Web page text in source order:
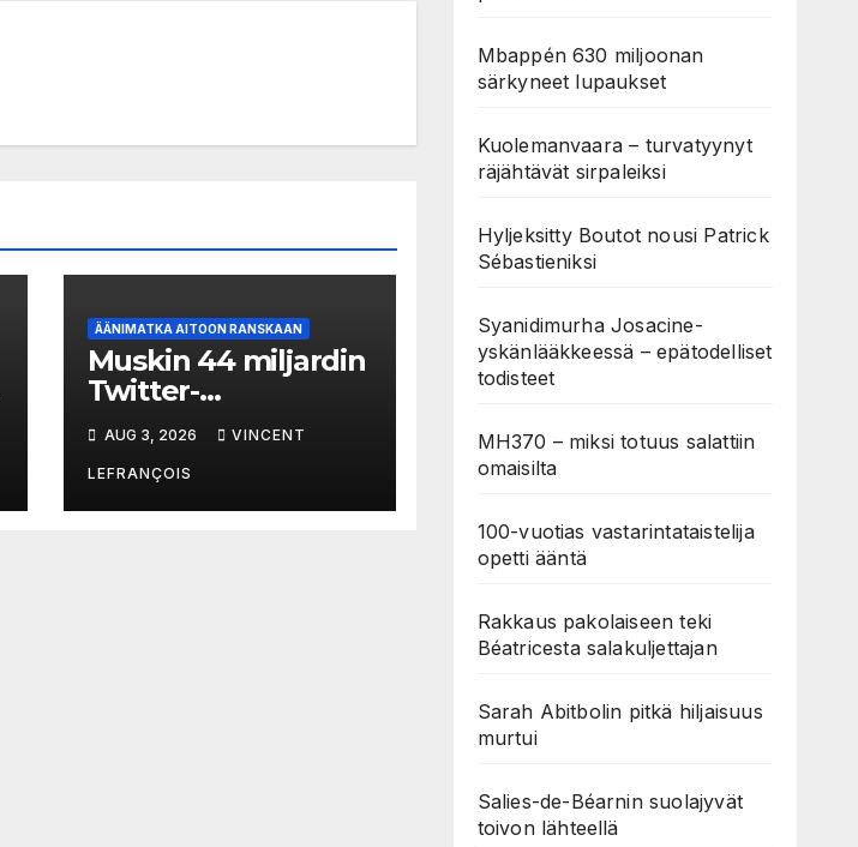
ÄÄNIMATKA AITOON RANSKAAN
Muskin 44 miljardin
Twitter-
pakkomielle
AUG 3, 2026 VINCENT
LEFRANÇOIS
Mbappén 630 miljoonan
särkyneet lupaukset
Kuolemanvaara – turvatyynyt
räjähtävät sirpaleiksi
Hyljeksitty Boutot nousi Patrick
Sébastieniksi
Syanidimurha Josacine-
yskänlääkkeessä – epätodelliset
todisteet
MH370 – miksi totuus salattiin
omaisilta
100-vuotias vastarintataistelija
opetti ääntä
Rakkaus pakolaiseen teki
Béatricesta salakuljettajan
Sarah Abitbolin pitkä hiljaisuus
murtui
Salies-de-Béarnin suolajyvät
toivon lähteellä